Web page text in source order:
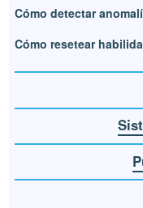
Cómo detectar
Cómo resetear